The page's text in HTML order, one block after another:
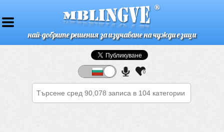
най-добрите решения за изучаване на чужди езици
0